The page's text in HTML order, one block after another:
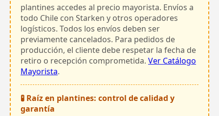
plantines accedes al precio mayorista. Envíos a
todo Chile con Starken y otros operadores
logísticos. Todos los envíos deben ser
previamente cancelados. Para pedidos de
producción, el cliente debe respetar la fecha de
retiro o recepción comprometida. Ver Catálogo
Mayorista.
🧪 Raíz en plantines: control de calidad y
garantía